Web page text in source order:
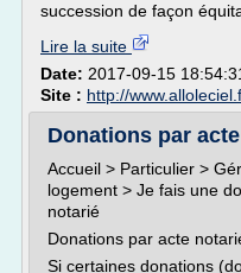
succession de façon
Lire la suite
Date: 2017-09-15
Site : http://
Donations par
Accueil > Particulier >
logement > Je fais une
notarié
Donations par acte
Si certaines donations